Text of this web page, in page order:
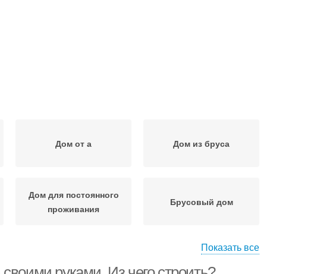
Дом от а Дом из бруса
Дом для постоянного
проживания
Брусовый дом
Показать все